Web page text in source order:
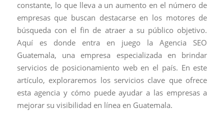
constante, lo que lleva a un aumento en el número de
empresas que buscan destacarse en los motores de
búsqueda con el fin de atraer a su público objetivo.
Aquí es donde entra en juego la Agencia SEO
Guatemala, una empresa especializada en brindar
servicios de posicionamiento web en el país. En este
artículo, exploraremos los servicios clave que ofrece
esta agencia y cómo puede ayudar a las empresas a
mejorar su visibilidad en línea en Guatemala.